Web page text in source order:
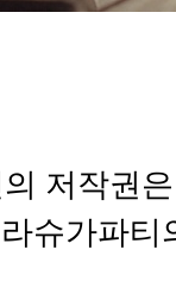
저작권
슈가파